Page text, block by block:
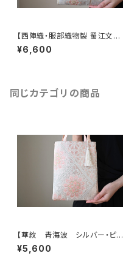
【西陣織・服部織物製 蜀江文に
雲取り・花唐草模様 シルク帯
リメイク ミニサブバック フォーマ
¥6,600
同じカテゴリの商品
【華紋 青海波 シルバー・ピン
ク シルク帯リメイク ミニサブ
バック フォーマルバック】日常使
¥5,600